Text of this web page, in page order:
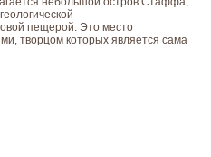
пещерой. Это место
творцом которых является сама